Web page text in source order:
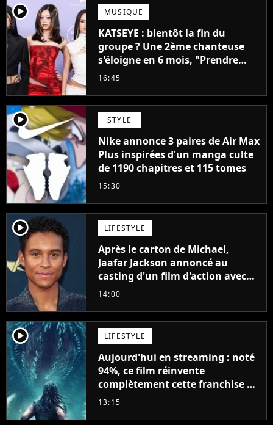
player2 MUSIQUE
KATSEYE : bientôt la fin du
groupe ? Une 2ème chanteuse
s'éloigne en 6 mois, "Prendre
cette décision n’a pas été facile"
16:45
player2 STYLE
Nike annonce 3 paires de Air Max
Plus inspirées d'un manga culte
de 1190 chapitres et 115 tomes
15:30
player2 LIFESTYLE
Après le carton de Michael,
Jaafar Jackson annoncé au
casting d'un film d'action avec
Will Smith
14:00
player2 LIFESTYLE
Aujourd'hui en streaming : noté
94%, ce film réinvente
complètement cette franchise de
science-fiction vieille de 40 ans
13:15